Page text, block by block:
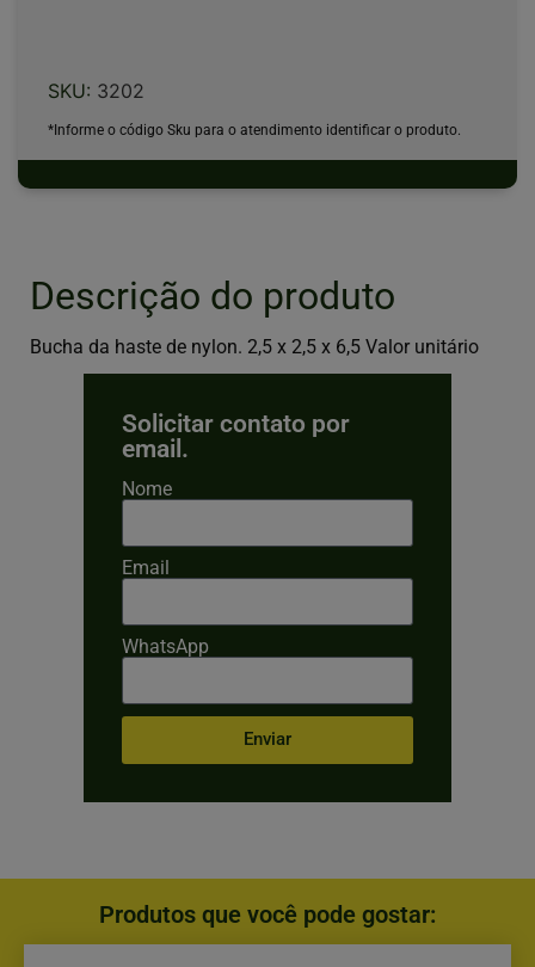
SKU: 3202
*Informe o código Sku para o atendimento identificar o produto.
Descrição do produto
Bucha da haste de nylon. 2,5 x 2,5 x 6,5 Valor unitário
Solicitar contato por
email.
Nome
Email
WhatsApp
Enviar
Produtos que você pode gostar: